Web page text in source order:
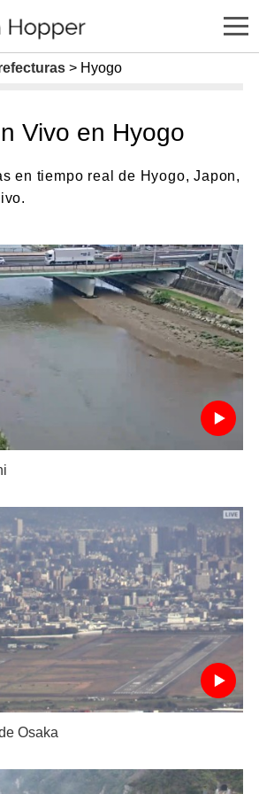
Hyogo
Vivo en Hyogo
en tiempo real de Hyogo, Japon,
Osaka